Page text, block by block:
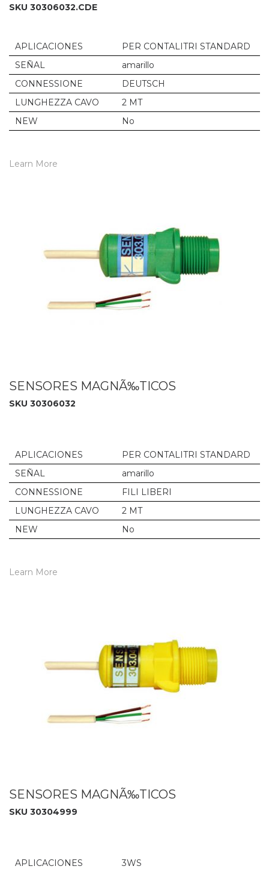
SKU 30306032.CDE
APLICACIONES
PER CONTALITRI STANDARD
SEÑAL
amarillo
CONNESSIONE
DEUTSCH
LUNGHEZZA CAVO
2 MT
NEW
No
Learn More
SENSORES MAGNÃ‰TICOS
SKU 30306032
APLICACIONES
PER CONTALITRI STANDARD
SEÑAL
amarillo
CONNESSIONE
FILI LIBERI
LUNGHEZZA CAVO
2 MT
NEW
No
Learn More
SENSORES MAGNÃ‰TICOS
SKU 30304999
APLICACIONES
3WS